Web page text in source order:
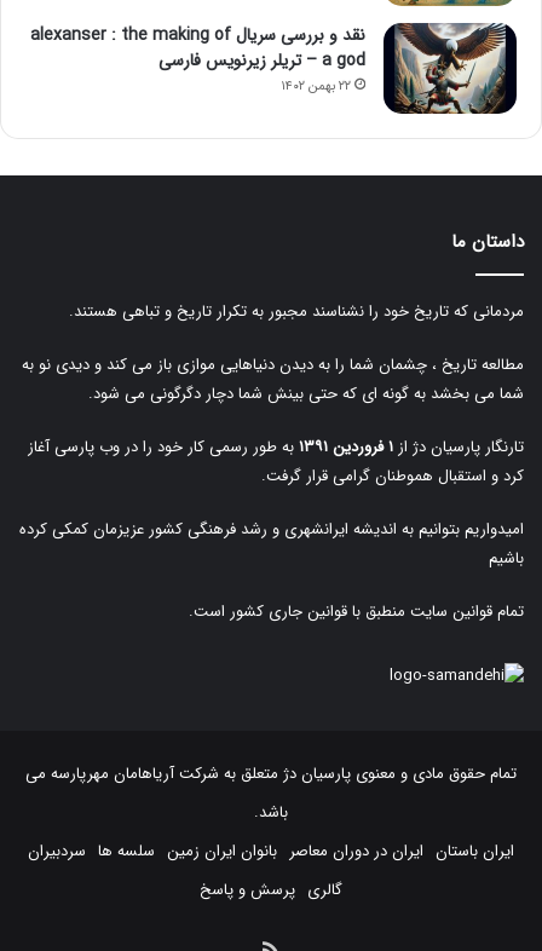
نقد و بررسی سریال alexanser : the making of
a god – تریلر زیرنویس فارسی
۲۲ بهمن ۱۴۰۲
داستان ما
مردمانی که تاریخ خود را نشناسند مجبور به تکرار تاریخ و تباهی هستند.
مطالعه تاریخ ، چشمان شما را به دیدن دنیاهایی موازی باز می کند و دیدی نو به
شما می بخشد به گونه ای که حتی بینش شما دچار دگرگونی می شود.
تارنگار پارسیان دژ از ۱ فروردین ۱۳۹۱
به طور رسمی کار خود را در وب پارسی آغاز
کرد و استقبال هموطنان گرامی قرار گرفت.
امیدواریم بتوانیم به اندیشه ایرانشهری و رشد فرهنگی کشور عزیزمان کمکی کرده
باشیم
تمام قوانین سایت منطبق با قوانین جاری کشور است.
تمام حقوق مادی و معنوی پارسیان دژ متعلق به شرکت آریاهامان مهرپارسه می
باشد.
ایران باستان ایران در دوران معاصر بانوان ایران زمین سلسه ها سردبیران
گالری پرسش و پاسخ